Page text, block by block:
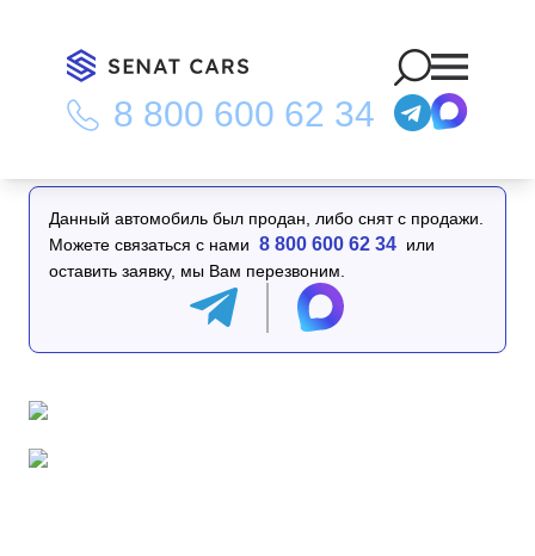
8 800 600 62 34
Главная Каталог/Kia K5 1.6 Turbo Signature 2WD
Данный автомобиль был продан, либо снят с продажи.
Можете связаться с нами 8 800 600 62 34 или
оставить заявку, мы Вам перезвоним.